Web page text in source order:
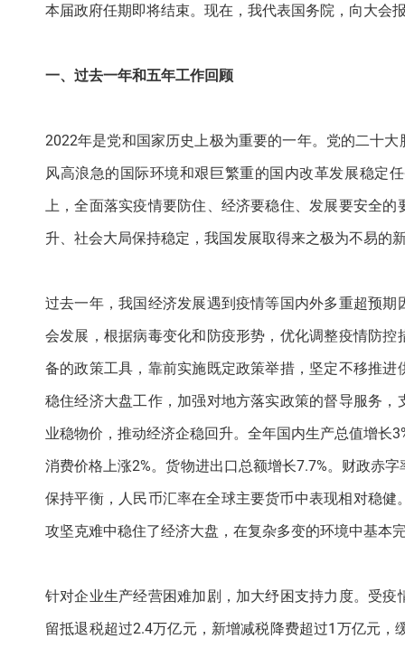
本届政府任期即将结束。现在，我代表国务院，向大会
一、过去一年和五年工作回顾
2022年是党和国家历史上极为重要的一年。党的二十
风高浪急的国际环境和艰巨繁重的国内改革发展稳定
上，全面落实疫情要防住、经济要稳住、发展要安全
升、社会大局保持稳定，我国发展取得来之极为不易的
过去一年，我国经济发展遇到疫情等国内外多重超预
会发展，根据病毒变化和防疫形势，优化调整疫情防
备的政策工具，靠前实施既定政策举措，坚定不移推
稳住经济大盘工作，加强对地方落实政策的督导服务
业稳物价，推动经济企稳回升。全年国内生产总值增长
消费价格上涨2%。货物进出口总额增长7.7%。财政赤
保持平衡，人民币汇率在全球主要货币中表现相对稳
攻坚克难中稳住了经济大盘，在复杂多变的环境中基本
针对企业生产经营困难加剧，加大纾困支持力度。受
留抵退税超过2.4万亿元，新增减税降费超过1万亿元